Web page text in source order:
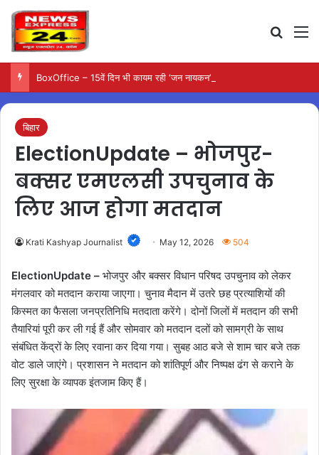
बिहार
ElectionUpdate – भोजपुर-
बक्सर एमएलसी उपचुनाव के
लिए आज होगा मतदान
Krati Kashyap Journalist May 12, 2026 504
ElectionUpdate – भोजपुर और बक्सर विधान परिषद उपचुनाव को लेकर
मंगलवार को मतदान कराया जाएगा। चुनाव मैदान में उतरे छह प्रत्याशियों की
किस्मत का फैसला जनप्रतिनिधि मतदाता करेंगे। दोनों जिलों में मतदान की सभी
तैयारियां पूरी कर ली गई हैं और सोमवार को मतदान दलों को सामग्री के साथ
संबंधित केंद्रों के लिए रवाना कर दिया गया। सुबह आठ बजे से शाम चार बजे तक
वोट डाले जाएंगे। प्रशासन ने मतदान को शांतिपूर्ण और निष्पक्ष ढंग से कराने के
लिए सुरक्षा के व्यापक इंतजाम किए हैं।